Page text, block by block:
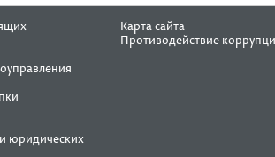
юридических
Карта сайта
Противодействие